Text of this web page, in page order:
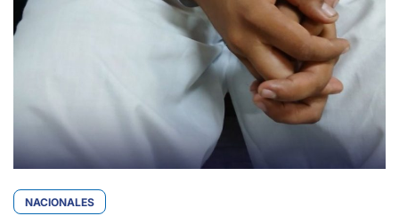
NACIONALES